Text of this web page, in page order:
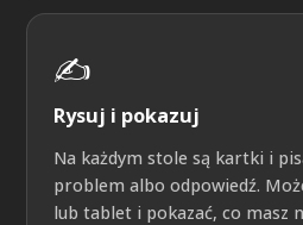
✍️
Rysuj i pokazuj
Na każdym stole są kartki i
problem albo odpowiedź.
lub tablet i pokazać, co masz